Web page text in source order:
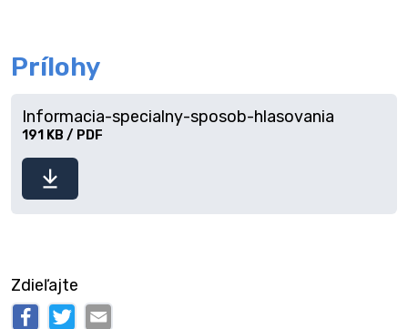
Prílohy
Stiahnuť
súbor
Informacia-specialny-sposob-hlasovania
191 KB / PDF
Zdieľajte